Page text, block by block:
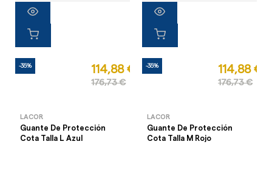
-35% 114,88 €
176,73 €
LACOR
Guante De Protección
Cota Talla L Azul
-35% 114,88 €
176,73 €
LACOR
Guante De Protección
Cota Talla M Rojo